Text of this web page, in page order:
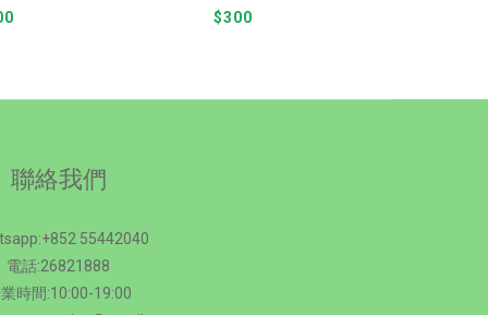
$300
聯絡我們
55442040
電話:26821888
時間:10:00-19:00